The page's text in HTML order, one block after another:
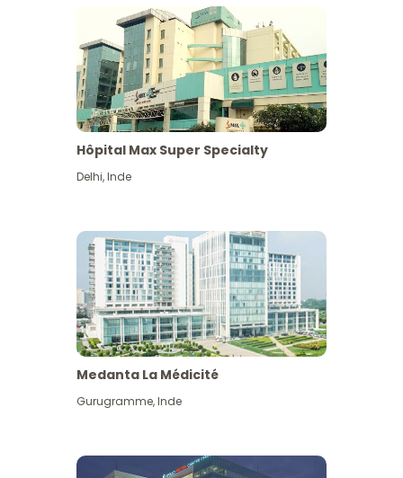
Hôpital Max Super Specialty
Delhi,Inde
Medanta La Médicité
Gurugramme,Inde